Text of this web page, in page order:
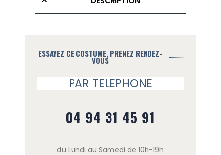
ESSAYEZ CE COSTUME, PRENEZ RENDEZ-
VOUS
PAR TELEPHONE
04 94 31 45 91
du Lundi au Samedi de 10h-19h